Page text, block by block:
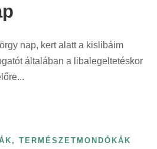
nap, kert alatt a kislibáim
általában a libalegeltetéskor
, TERMÉSZETMONDÓKÁK